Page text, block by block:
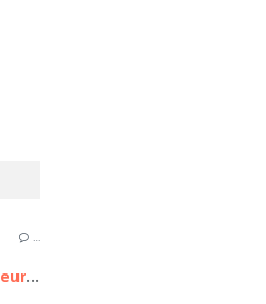
…
Réparation d'ordinateur express à Nice : est-ce possible ?